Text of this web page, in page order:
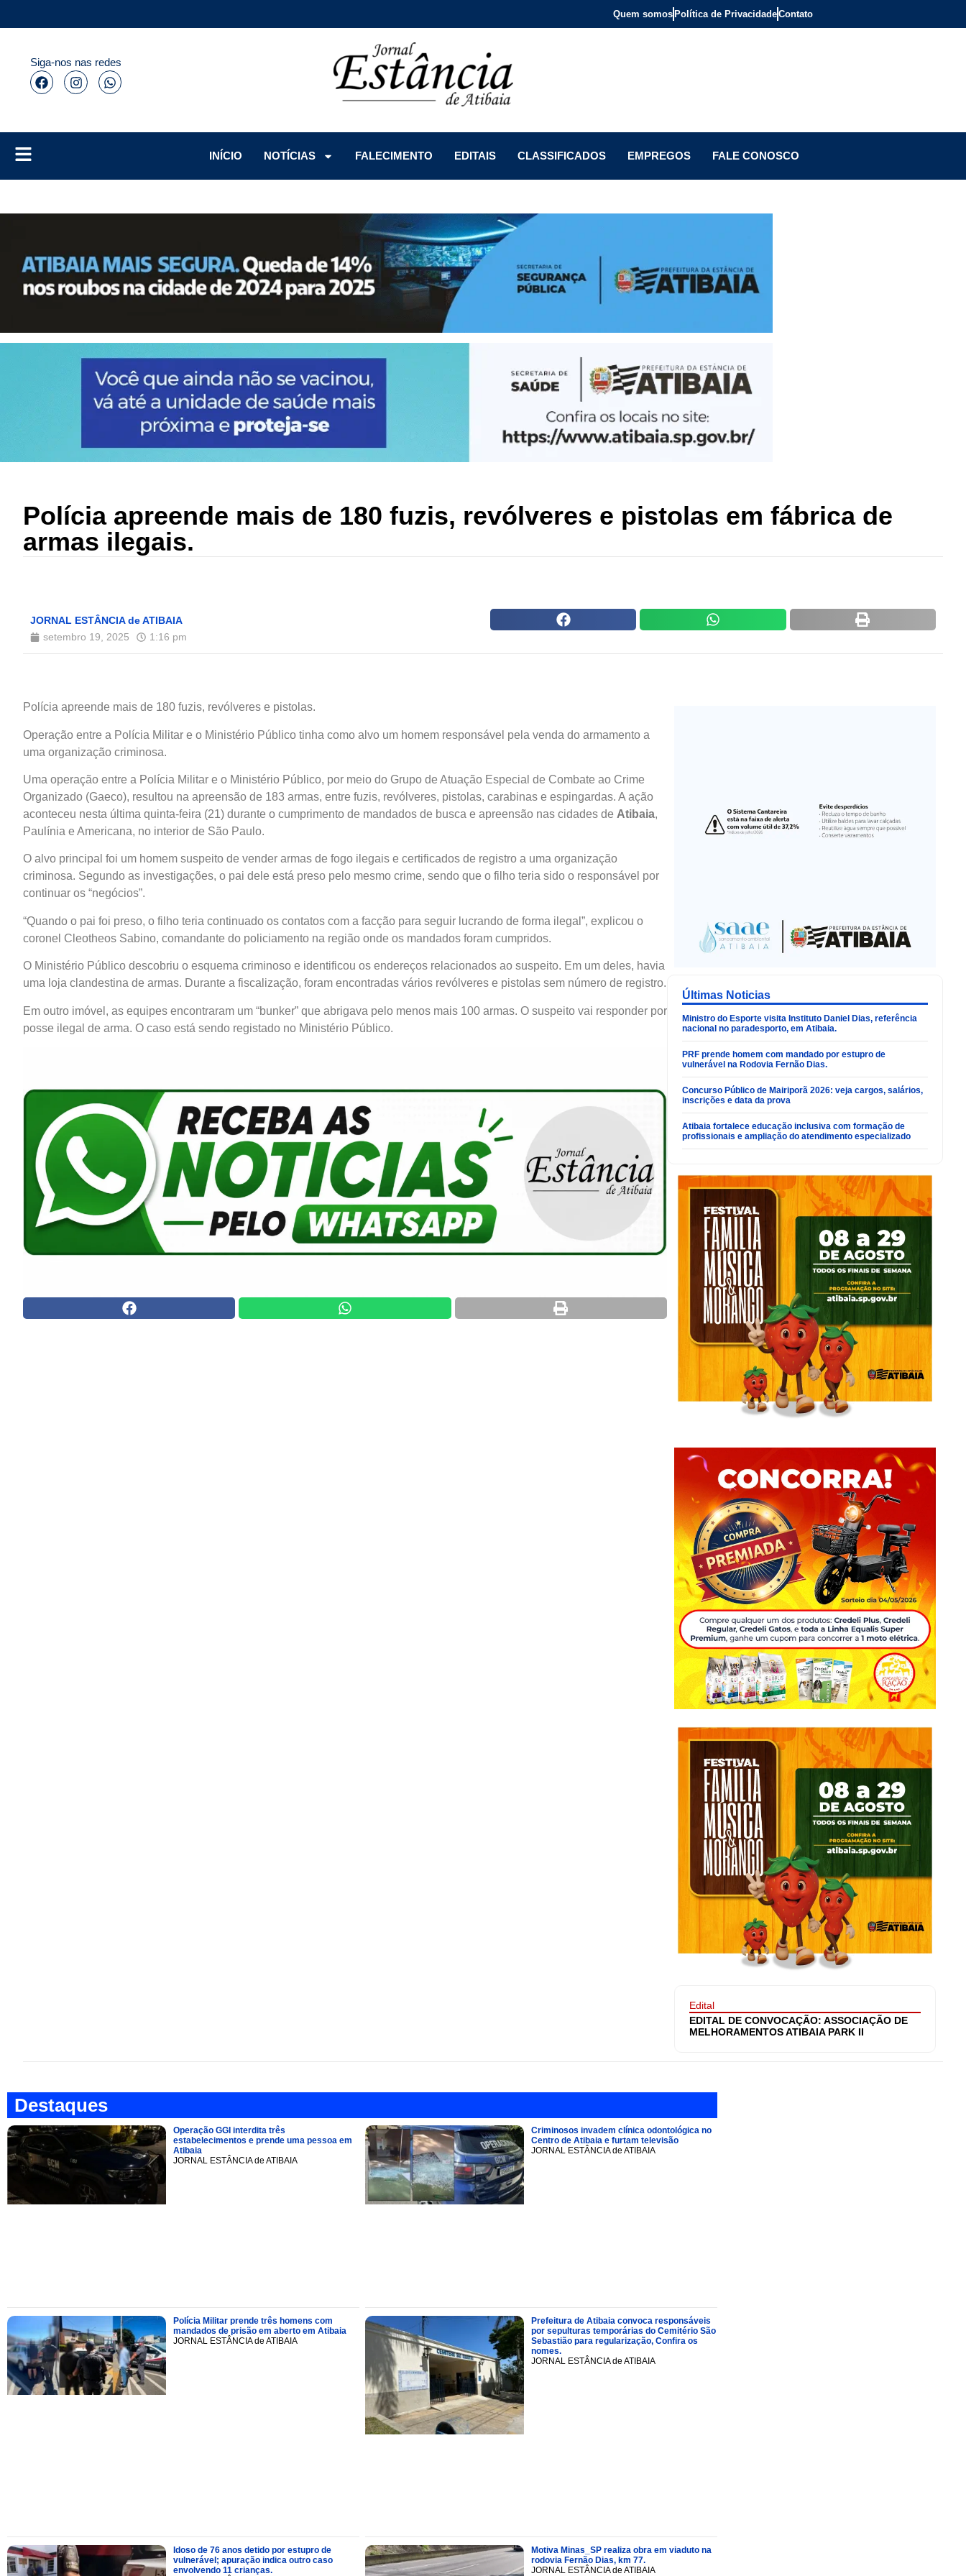
Quem somos Política de PrivacidadeContato
Siga-nos nas redes
INÍCIO
NOTÍCIAS FALECIMENTO EDITAIS CLASSIFICADOS EMPREGOS FALE CONOSCO
Polícia apreende mais de 180 fuzis, revólveres e pistolas em fábrica de
armas ilegais.
JORNAL ESTÂNCIA de ATIBAIA
setembro 19, 2025
1:16 pm
Polícia apreende mais de 180 fuzis, revólveres e pistolas.
Operação entre a Polícia Militar e o Ministério Público tinha como alvo um homem responsável pela venda do armamento a
uma organização criminosa.
Uma operação entre a Polícia Militar e o Ministério Público, por meio do Grupo de Atuação Especial de Combate ao Crime
Organizado (Gaeco), resultou na apreensão de 183 armas, entre fuzis, revólveres, pistolas, carabinas e espingardas. A ação
aconteceu nesta última quinta-feira (21) durante o cumprimento de mandados de busca e apreensão nas cidades de Atibaia,
Paulínia e Americana, no interior de São Paulo.
O alvo principal foi um homem suspeito de vender armas de fogo ilegais e certificados de registro a uma organização
criminosa. Segundo as investigações, o pai dele está preso pelo mesmo crime, sendo que o filho teria sido o responsável por
continuar os “negócios”.
“Quando o pai foi preso, o filho teria continuado os contatos com a facção para seguir lucrando de forma ilegal”, explicou o
coronel Cleotheos Sabino, comandante do policiamento na região onde os mandados foram cumpridos.
O Ministério Público descobriu o esquema criminoso e identificou os endereços relacionados ao suspeito. Em um deles, havia
uma loja clandestina de armas. Durante a fiscalização, foram encontradas vários revólveres e pistolas sem número de registro.
Em outro imóvel, as equipes encontraram um “bunker” que abrigava pelo menos mais 100 armas. O suspeito vai responder por
posse ilegal de arma. O caso está sendo registado no Ministério Público.
Últimas Noticias
Ministro do Esporte visita Instituto Daniel Dias, referência
nacional no paradesporto, em Atibaia.
PRF prende homem com mandado por estupro de
vulnerável na Rodovia Fernão Dias.
Concurso Público de Mairiporã 2026: veja cargos, salários,
inscrições e data da prova
Atibaia fortalece educação inclusiva com formação de
profissionais e ampliação do atendimento especializado
Edital
EDITAL DE CONVOCAÇÃO: ASSOCIAÇÃO DE
MELHORAMENTOS ATIBAIA PARK II
Destaques
Operação GGI interdita três
estabelecimentos e prende uma pessoa em
Atibaia
JORNAL ESTÂNCIA de ATIBAIA
Criminosos invadem clínica odontológica no
Centro de Atibaia e furtam televisão
JORNAL ESTÂNCIA de ATIBAIA
Polícia Militar prende três homens com
mandados de prisão em aberto em Atibaia
JORNAL ESTÂNCIA de ATIBAIA
Prefeitura de Atibaia convoca responsáveis
por sepulturas temporárias do Cemitério São
Sebastião para regularização, Confira os
nomes.
JORNAL ESTÂNCIA de ATIBAIA
Idoso de 76 anos detido por estupro de
vulnerável; apuração indica outro caso
envolvendo 11 crianças.
Motiva Minas_SP realiza obra em viaduto na
rodovia Fernão Dias, km 77.
JORNAL ESTÂNCIA de ATIBAIA